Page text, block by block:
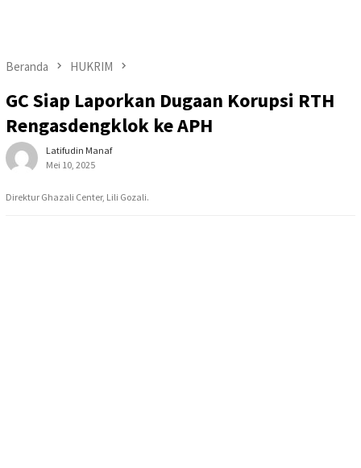
Beranda HUKRIM
GC Siap Laporkan Dugaan Korupsi RTH
Rengasdengklok ke APH
Latifudin Manaf
Mei 10, 2025
Direktur Ghazali Center, Lili Gozali.